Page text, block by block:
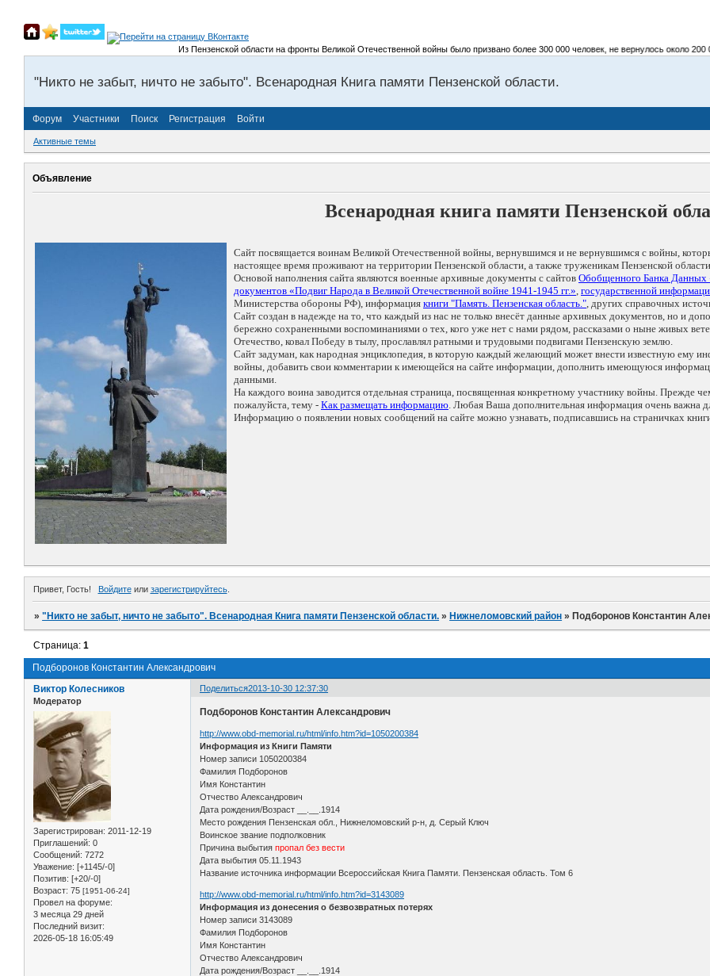
Из Пензенской области на фронты Великой Отечественной войны было призвано более 300 000 человек, не вернулось около 200
"Никто не забыт, ничто не забыто". Всенародная Книга памяти Пензенской области.
Форум Участники Поиск Регистрация Войти
Активные темы
Объявление
Всенародная книга памяти Пензенской
Сайт посвящается воинам Великой Отечественной войны, вернувшимся и не вернувшимся с войны,
настоящее время проживают на территории Пензенской области, а также труженикам Пензенской
Основой наполнения сайта являются военные архивные документы с сайтов Обобщенного Банка
документов «Подвиг Народа в Великой Отечественной войне 1941-1945 гг.», государственной
Министерства обороны РФ), информация книги "Память. Пензенская область.", других справочных
Сайт создан в надежде на то, что каждый из нас не только внесёт данные архивных документов, но и
бережно сохраненными воспоминаниями о тех, кого уже нет с нами рядом, рассказами о ныне живых
Отечество, ковал Победу в тылу, прославлял ратными и трудовыми подвигами Пензенскую землю.
Сайт задуман, как народная энциклопедия, в которую каждый желающий может внести известную ему
войны, добавить свои комментарии к имеющейся на сайте информации, дополнить имеющуюся
данными.
На каждого воина заводится отдельная страница, посвященная конкретному участнику войны. Прежде
пожалуйста, тему - Как размещать информацию. Любая Ваша дополнительная информация очень важна
Информацию о появлении новых сообщений на сайте можно узнавать, подписавшись на страничках
Привет, Гость! Войдитеили зарегистрируйтесь.
»"Никто не забыт, ничто не забыто". Всенародная Книга памяти Пензенской области. » Нижнеломовский район » Подборонов Константин
Подборонов Константин Александрович
Страница:1
Поделиться2013-10-30 12:37:30
Виктор Колесников
Модератор
Зарегистрирован: 2011-12-19
Приглашений: 0
Сообщений: 7272
Уважение: [+1145/-0]
Позитив: [+20/-0]
Возраст: 75 [1951-06-24]
Провел на форуме:
3 месяца 29 дней
Последний визит:
2026-05-18 16:05:49
Подборонов Константин Александрович
http://www.obd-memorial.ru/html/info.htm?id=1050200384
Информация из Книги Памяти
Номер записи 1050200384
Фамилия Подборонов
Имя Константин
Отчество Александрович
Дата рождения/Возраст __.__.1914
Место рождения Пензенская обл., Нижнеломовский р-н, д. Серый Ключ
Воинское звание подполковник
Причина выбытияпропал без вести
Дата выбытия 05.11.1943
Название источника информации Всероссийская Книга Памяти. Пензенская область. Том 6
http://www.obd-memorial.ru/html/info.htm?id=3143089
Информация из донесения о безвозвратных потерях
Номер записи 3143089
Фамилия Подборонов
Имя Константин
Отчество Александрович
Дата рождения/Возраст __.__.1914